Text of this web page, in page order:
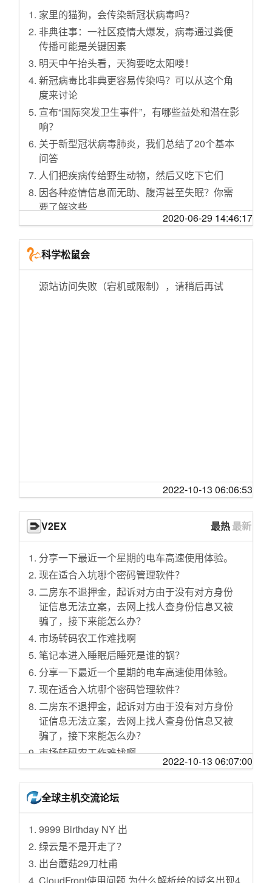
30家好看到爆的实用tb店大盘点，压箱底的宝藏
铺子：衣服&饰品&居家好物！
【苏星河】iPhone改变了世界，而它改变了iPh
one
散光恢复训练，看完眼睛舒服多了！
试吃澳洲国宝鱼-墨瑞鳕，出锅后整条鱼都好
吃，有点出乎意料
【正片】硬核还原：“激光制导+钢针攻击”魔鬼
司令
新英雄萨勒芬妮技能介绍(中文字幕)：明星法
师，护盾+回血，双控制技能！
FNC全队看8强抽签反应
「小白测评」姗姗来迟 小米降噪耳机Air2 Pro体
验
沙盘推演：长征分裂危机！德胜大大的至暗时
刻！北上南下之争
每天一遍，防止早恋！
【片片】社会大学教会你，生活远比想象残
酷！《人间课堂》下
这些沙雕网文，如何让医学奇迹再上巅峰！？
恶臭!痛苦面具流沙包~
塔利班高调支持特朗普连任，白宫慌了
大胸微胖也可以很可爱！！128斤166cm
打完饭回寝室的你：
普通牛肉注脂就变成和牛？帅小伙买来三斤菲
力注脂尝试！
“这种状况不能在我们国家出现了……”
日本美女播音员预报天气
一年的等待，就为了这一下
【亮记生物鉴定】网络热传生物鉴定16
现在年轻人点都不会哄女娃儿了！啥子都要我
来教！
当孙悟空向唐僧吐口水，燃起来了！
【动物派对】ICU乱斗
#EveOneCat「₍₍⁽⁽🕊️₎₎⁾⁾🐈!」「₍₍⁽⁽鸽₎₎⁾⁾猫!」No.01
47
前方帅爆！！当我出手的那一刻！世界将就此
兰博基尼尾翼用法？
帮学弟改造形象，学弟：你管这叫帅气？
这是个音乐游戏？？
寻血浆
殉职医生黄文军最后的电话：让妻子早点接他
回家
云南无新增新冠肺炎病例 累计174例死亡2例
黑龙江规定理发店每次接待1人 顾客需提前预约
英国确认4名从＂钻石公主＂号回英人员感染新
冠肺炎
张文宏：我一路被人欺负过来 理解什么叫被人
欺负
特朗普称他愿与塔利班签署和平协议
日本天皇举办寿宴 安倍晋三及各界470人参加
2月25日-3月10日武汉所有商店全关门？官方辟
谣
云南新冠肺炎疫情防控响应级别由一级调整为
三级
贵州新冠疫情防控应急响应由省级一级调整为
28年前奸杀女大学生嫌犯模拟画像曾登报：浓
厄瓜多尔发生长途客车与卡车相撞事故 致8死30
伤
国家药监局审批通过3家企业3个新冠病毒检测
产品
课
中央政法委书记郭声琨突击检查司法部燕城监
狱等
员工确诊新冠肺炎 当当网:隔离区同事核酸检测
阴性
女子造谣＂湖北物流司机感染新冠肺炎身亡＂
被拘留
他们的背后是整个家庭，所以我必须竭尽所
能！
国际组织协调各方力量共同应对新冠肺炎 加强
全球协作是抗“疫”关键
中国贸促会：出具不可抗力事实性证明 减少企
业损失
短期出口信用保险要帮助企业减少损失
农业农村部：1月份全国农业农村经济运行总体
平稳
各地春耕备耕扎实推进
“我们对中国人民战胜疫情充满信心”
为世界公共卫生事业尽责担当
「属自主品牌，不是仅大牌才好用」，如何看
待商家傍名牌行为？
第一次见父母，男朋友的表现让我打了退堂
鼓，我要怎么办？
意大利天然气价格暴涨超 770%，这会带来哪些
影响？当地政府或居民该如何应对这一情况？
未来十年二十年教师会不会迎来缩编下岗潮？
《英雄联盟》里你最不能理解的一句台词是什
么？
量子纠缠确实存在意味着宿命论吗？
德国总理朔尔茨称坚定支持全球化，反对与中
国脱钩，如何看待这一表态？释放了什么信
号？
是什么原因造成了台湾普通话的特殊口音？
航天学霸姜宇 1 年 9 个月拿博士学位，曾发表 2
7 篇 SCI 论文，这是什么水平？还有哪些成
父亲去世，我该如何接手企业？
“数学的进步不是由无数群众推动的而是从古至
今极个别人才个人能力推动前进的”这句话对不
对，为什么？
你经历过哪些让你怀疑这个世界有平行空间的
拜登表态称「我相信能再次击败特朗普」，目
前拜登的支持度如何？你看好拜登的连任前景
吗？
一项调查称 91.81%的受访者有「文字讨好」行
为，如何看待这一数据，如何理解文字讨好症
的流行？
美议员提议暂停向沙特阿拉伯出售武器，为期
一年，可能会带来哪些影响？哪些信息值得关
注？
评书演员王玥波为什么说赤兔马是白马？
如何评价电视剧《底线》大结局？
为什么有些人穿衣服总是很精致，而有些人就
风尘仆仆的感觉？
如何看待美军发布最新型号的艾布拉姆斯坦克 A
brams X？
iPhone 14 Plus 遇冷，而 Pro 却卖爆，如何看
旧玻璃为什么不能重新熔了作新玻璃，而只能
作为作新玻璃的配料存在？
瑞士信贷陷破产危机，究竟发生了什么？瑞士
信贷如果出现倒闭，会造成什么影响？
家里的猫狗，会传染新冠状病毒吗？
非典往事：一社区疫情大爆发，病毒通过粪便
传播可能是关键因素
明天中午抬头看，天狗要吃太阳喽！
新冠病毒比非典更容易传染吗？可以从这个角
度来讨论
宣布“国际突发卫生事件”，有哪些益处和潜在影
响？
关于新型冠状病毒肺炎，我们总结了20个基本
问答
人们把疾病传给野生动物，然后又吃下它们
因各种疫情信息而无助、腹泻甚至失眠？你需
要了解这些
竹鼠算野味吗？
家用消毒方法，哪些好用，哪些不能用？
武汉新型冠状病毒肺炎确诊，到底难在哪儿
非典往事：一社区疫情大爆发，病毒通过粪便
竹鼠算野味吗？
家用消毒方法，哪些好用，哪些不能用？
武汉新型冠状病毒肺炎确诊，到底难在哪儿
30省市自治区启动一级响应，意味着什么？
“武汉小汤山”将如何快速建成，17年前留下哪些
经验？小汤山设计者这样说
WHO：暂不界定为国际突发卫生事件，但疫情
还没到峰值
WHO只宣布过5次的“国际突发卫生事件”，到底
是什么？
如果早些严打，也许不会爆发第二次“野味肺炎”
新型肺炎来了，家里应该囤药吗？
我好像生病了，会不会是“疑似新冠状病毒肺
炎”？
新型冠状病毒肺炎问答：需要拒收武汉来的快
递吗？
辟谣来了！这7个预防肺炎的方法不靠谱！
2020-06-29 14:46:17
科学松鼠会
源站访问失败（宕机或限制），请稍后再试
2022-10-13 06:06:53
V2EX 最热最新
分享一下最近一个星期的电车高速使用体验。
现在适合入坑哪个密码管理软件？
二房东不退押金，起诉对方由于没有对方身份
证信息无法立案，去网上找人查身份信息又被
骗了，接下来能怎么办？
市场转码农工作难找啊
笔记本进入睡眠后睡死是谁的锅？
分享一下最近一个星期的电车高速使用体验。
现在适合入坑哪个密码管理软件？
二房东不退押金，起诉对方由于没有对方身份
证信息无法立案，去网上找人查身份信息又被
骗了，接下来能怎么办？
市场转码农工作难找啊
笔记本进入睡眠后睡死是谁的锅？
大悦城的言几又跑路了，卡上还有 4700 多，怎
么追？
[抽奖送码活动 & macOS] Bob x 火山翻译抽奖
活动！
自行车选购
2022-10-13 06:07:00
全球主机交流论坛
9999 Birthday NY 出
绿云是不是开走了？
出台蘑菇29刀杜甫